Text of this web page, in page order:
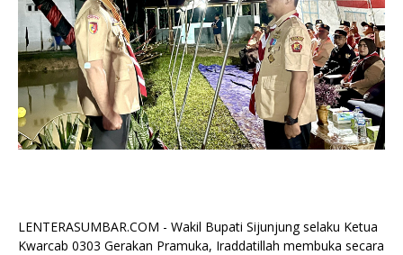
LENTERASUMBAR.COM - Wakil Bupati Sijunjung selaku Ketua
Kwarcab 0303 Gerakan Pramuka, Iraddatillah membuka secara